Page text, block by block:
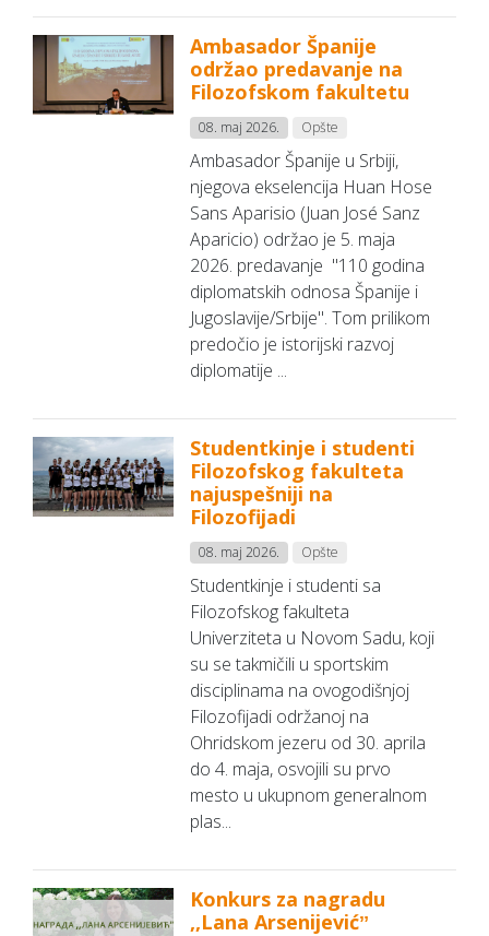
Ambasador Španije
održao predavanje na
Filozofskom fakultetu
08. maj 2026. Opšte
Ambasador Španije u Srbiji,
njegova ekselencija Huan Hose
Sans Aparisio (Juan José Sanz
Aparicio) održao je 5. maja
2026. predavanje "110 godina
diplomatskih odnosa Španije i
Jugoslavije/Srbije". Tom prilikom
predočio je istorijski razvoj
diplomatije ...
Studentkinje i studenti
Filozofskog fakulteta
najuspešniji na
Filozofijadi
08. maj 2026. Opšte
Studentkinje i studenti sa
Filozofskog fakulteta
Univerziteta u Novom Sadu, koji
su se takmičili u sportskim
disciplinama na ovogodišnjoj
Filozofijadi održanoj na
Ohridskom jezeru od 30. aprila
do 4. maja, osvojili su prvo
mesto u ukupnom generalnom
plas...
Konkurs za nagradu
,,Lana Arsenijevićˮ